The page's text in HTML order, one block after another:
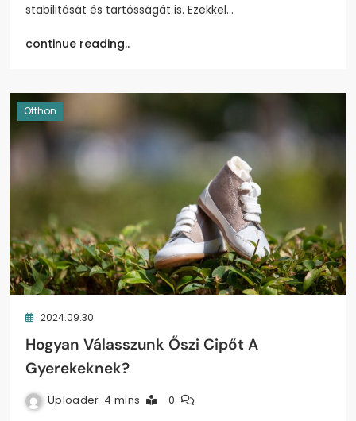
stabilitását és tartósságát is. Ezekkel…
continue reading..
Otthon
2024.09.30.
Hogyan Válasszunk Őszi Cipőt A
Gyerekeknek?
Uploader 4 mins 0